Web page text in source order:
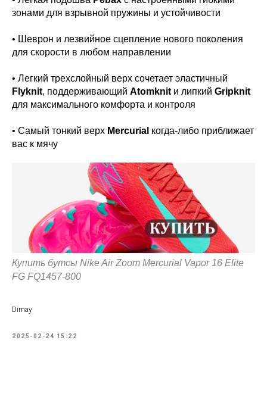
зонами для взрывной пружины и устойчивости
• Шеврон и лезвийное сцепление нового поколения
для скорости в любом направлении
• Легкий трехслойный верх сочетает эластичный
Flyknit, поддерживающий Atomknit и липкий Gripknit
для максимального комфорта и контроля
• Самый тонкий верх Mercurial когда-либо приближает
вас к мячу
Купить бутсы Nike Air Zoom Mercurial Vapor 16 Elite
FG FQ1457-800
Dimay
2025-02-24 15:22